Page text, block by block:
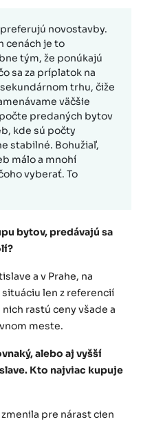
novostavby.
cenách je to
tým, že ponúkajú
sa za príplatok na
trhu, čiže
väčšie
predaných bytov
kde sú počty
stabilné. Bohužiaľ,
málo a mnohí
vyberať. To
bytov, predávajú sa
a v Prahe, na
len z referencií
rastú ceny všade a
meste.
alebo aj vyšší
Kto najviac kupuje
pre nárast cien